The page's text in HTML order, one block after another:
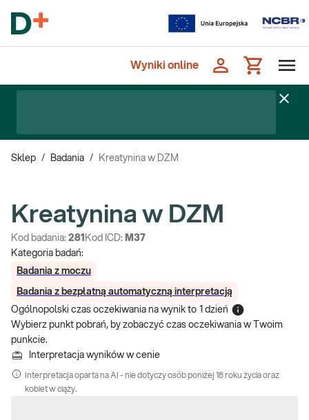
Wyniki online
Sklep / Badania / Kreatynina w DZM
Kreatynina w DZM
Kod badania: 281 Kod ICD: M37
Kategoria badań:
Badania z moczu
Badania z bezpłatną automatyczną interpretacją
Ogólnopolski czas oczekiwania na wynik to 1 dzień
Wybierz punkt pobrań, by zobaczyć czas oczekiwania w Twoim
punkcie.
Interpretacja wyników w cenie
Interpretacja oparta na AI - nie dotyczy osób poniżej 18 roku życia oraz
kobiet w ciąży.